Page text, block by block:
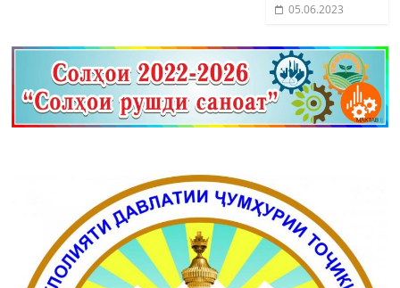
05.06.2023